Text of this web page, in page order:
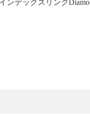
ンデックスリング